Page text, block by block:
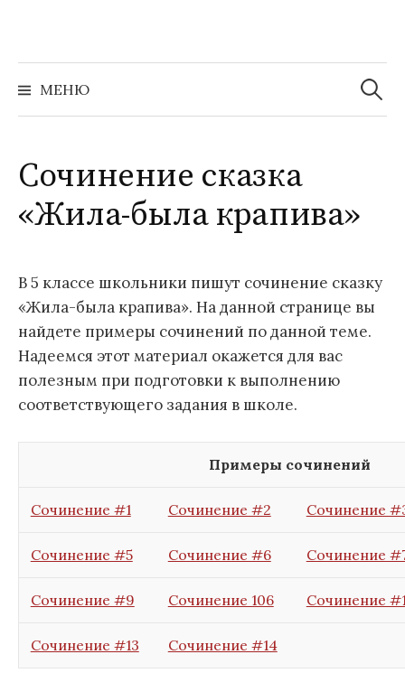
содержимому
МЕНЮ
Найти:
Сочинение сказка
«Жила-была крапива»
В 5 классе школьники пишут сочинение сказку
«Жила-была крапива». На данной странице вы
найдете примеры сочинений по данной теме.
Надеемся этот материал окажется для вас
полезным при подготовки к выполнению
соответствующего задания в школе.
Примеры сочинений
Сочинение #1 Сочинение #2 Сочинение
Сочинение #5 Сочинение #6 Сочинение
Сочинение #9 Сочинение 106 Сочинение
Сочинение #13 Сочинение #14